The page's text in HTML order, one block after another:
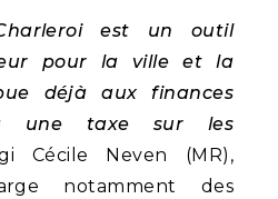
est un outil
pour la ville et la
déjà aux finances
une taxe sur les
Cécile Neven (MR),
notamment des